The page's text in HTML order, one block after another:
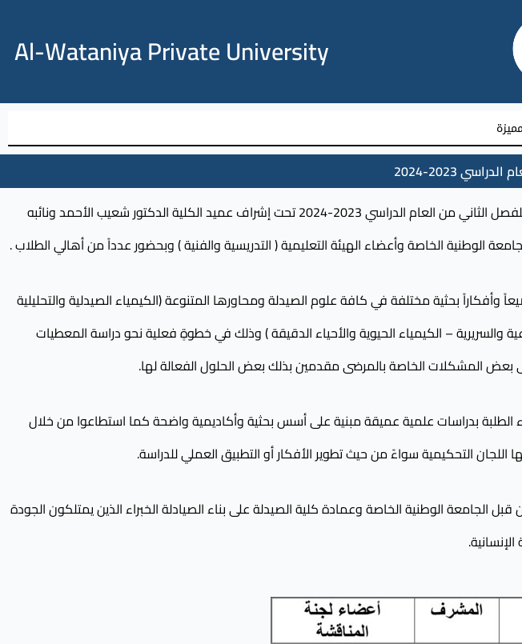
Al-Wataniya Private University
2023-2024
ناقشت كلية الصيدلة في الجامعة الوطنية الخاصة مشاريع تخرج طلابها للفصل الثاني من العام الدراسي 2023-2024 تحت إشراف عميد الكلية الدكتور شعيب الأحمد ونائبه
الوطنية الخاصة وأعضاء الهيئة التعليمية ( التدريسية والفنية ) وبحضور عدداً من أهالي الطلاب .
بحثية مختلفة في كافة علوم الصيدلة ومحاورها المتنوعة (الكيمياء الصيدلية والتحليلية
والسريرية – الكيمياء الحيوية والأحياء الدقيقة ) وذلك في خطوةٍ فعلية نحو دراسة المعطيات
بعض المشكلات الخاصة بالمرضى مقدمين بذلك بعض الحلول الفعالة لها.
الطلبة بدراسات علمية عميقة مبنية على أسس بحثية وأكاديمية واضحة كما استطاعوا من خلال
التحكيمية سواءً من حيث تطوير الأفكار أو التطبيق العملي للدراسة.
الجامعة الوطنية الخاصة وعمادة كلية الصيدلة على بناء الصيادلة الخبراء الذين يمتلكون الجودة